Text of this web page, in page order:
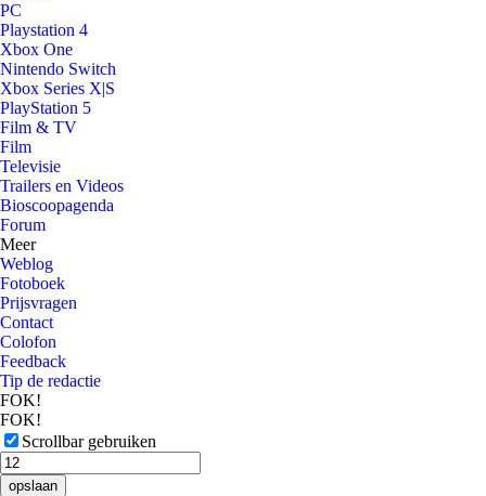
PC
Playstation 4
Xbox One
Nintendo Switch
Xbox Series X|S
PlayStation 5
Film & TV
Film
Televisie
Trailers en Videos
Bioscoopagenda
Forum
Meer
Weblog
Fotoboek
Prijsvragen
Contact
Colofon
Feedback
Tip de redactie
FOK!
FOK!
Scrollbar gebruiken
opslaan